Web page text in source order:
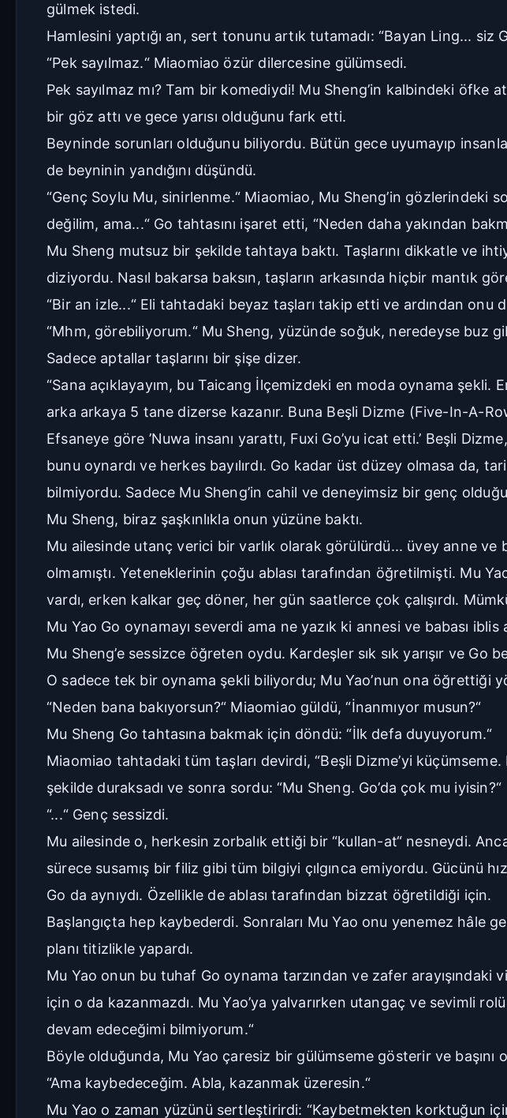
gülmek istedi.
Hamlesini yaptığı an, sert tonunu artık tutamadı: “Bayan Ling... siz
“Pek sayılmaz.“ Miaomiao özür dilercesine gülümsedi.
Pek sayılmaz mı? Tam bir komediydi! Mu Sheng’in kalbindeki öfke
bir göz attı ve gece yarısı olduğunu fark etti.
Beyninde sorunları olduğunu biliyordu. Bütün gece uyumayıp
de beyninin yandığını düşündü.
“Genç Soylu Mu, sinirlenme.“ Miaomiao, Mu Sheng’in gözlerindeki
değilim, ama...“ Go tahtasını işaret etti, “Neden daha yakından
Mu Sheng mutsuz bir şekilde tahtaya baktı. Taşlarını dikkatle ve
diziyordu. Nasıl bakarsa baksın, taşların arkasında hiçbir mantık
“Bir an izle...“ Eli tahtadaki beyaz taşları takip etti ve ardından onu
“Mhm, görebiliyorum.“ Mu Sheng, yüzünde soğuk, neredeyse buz
Sadece aptallar taşlarını bir şişe dizer.
“Sana açıklayayım, bu Taicang İlçemizdeki en moda oynama
arka arkaya 5 tane dizerse kazanır. Buna Beşli Dizme (Five-In-A-
Efsaneye göre ’Nuwa insanı yarattı, Fuxi Go’yu icat etti.’ Beşli
bunu oynardı ve herkes bayılırdı. Go kadar üst düzey olmasa da,
bilmiyordu. Sadece Mu Sheng’in cahil ve deneyimsiz bir genç
Mu Sheng, biraz şaşkınlıkla onun yüzüne baktı.
Mu ailesinde utanç verici bir varlık olarak görülürdü... üvey anne ve
olmamıştı. Yeteneklerinin çoğu ablası tarafından öğretilmişti. Mu
vardı, erken kalkar geç döner, her gün saatlerce çok çalışırdı.
Mu Yao Go oynamayı severdi ama ne yazık ki annesi ve babası
Mu Sheng’e sessizce öğreten oydu. Kardeşler sık sık yarışır ve Go
O sadece tek bir oynama şekli biliyordu; Mu Yao’nun ona öğrettiği
“Neden bana bakıyorsun?“ Miaomiao güldü, “İnanmıyor musun?“
Mu Sheng Go tahtasına bakmak için döndü: “İlk defa duyuyorum.“
Miaomiao tahtadaki tüm taşları devirdi, “Beşli Dizme’yi
şekilde duraksadı ve sonra sordu: “Mu Sheng. Go’da çok mu iyisin?“
“...“ Genç sessizdi.
Mu ailesinde o, herkesin zorbalık ettiği bir “kullan-at“ nesneydi.
sürece susamış bir filiz gibi tüm bilgiyi çılgınca emiyordu. Gücünü
Go da aynıydı. Özellikle de ablası tarafından bizzat öğretildiği için.
Başlangıçta hep kaybederdi. Sonraları Mu Yao onu yenemez hâle
planı titizlikle yapardı.
Mu Yao onun bu tuhaf Go oynama tarzından ve zafer arayışındaki
için o da kazanmazdı. Mu Yao’ya yalvarırken utangaç ve sevimli
devam edeceğimi bilmiyorum.“
Böyle olduğunda, Mu Yao çaresiz bir gülümseme gösterir ve başını
“Ama kaybedeceğim. Abla, kazanmak üzeresin.“
Mu Yao o zaman yüzünü sertleştirirdi: “Kaybetmekten korktuğun